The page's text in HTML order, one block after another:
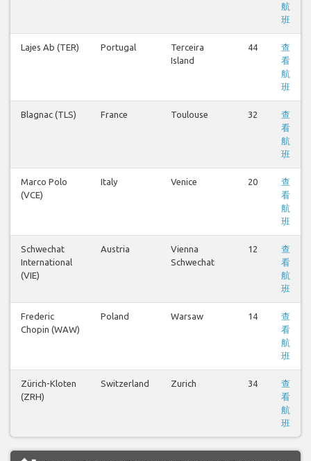
航
班
Lajes Ab (TER) Portugal
Terceira
Island
44
查
看
航
班
Blagnac (TLS) France Toulouse 32
查
看
航
班
Marco Polo
(VCE)
Italy Venice 20
查
看
航
班
Schwechat
International
(VIE)
Austria
Vienna
Schwechat
12
查
看
航
班
Frederic
Chopin (WAW)
Poland Warsaw 14
查
看
航
班
Zürich-Kloten
(ZRH)
Switzerland Zurich 34
查
看
航
班